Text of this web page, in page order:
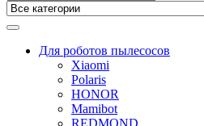
Для роботов пылесосов
Xiaomi
Polaris
HONOR
Mamibot
REDMOND